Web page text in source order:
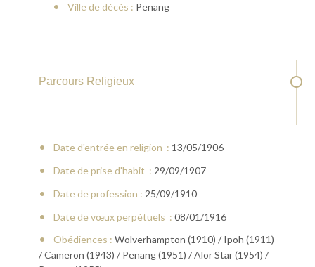
Ville de décès : Penang
Parcours Religieux
Date d'entrée en religion : 13/05/1906
Date de prise d'habit : 29/09/1907
Date de profession : 25/09/1910
Date de vœux perpétuels : 08/01/1916
Obédiences : Wolverhampton (1910) / Ipoh (1911)
/ Cameron (1943) / Penang (1951) / Alor Star (1954) /